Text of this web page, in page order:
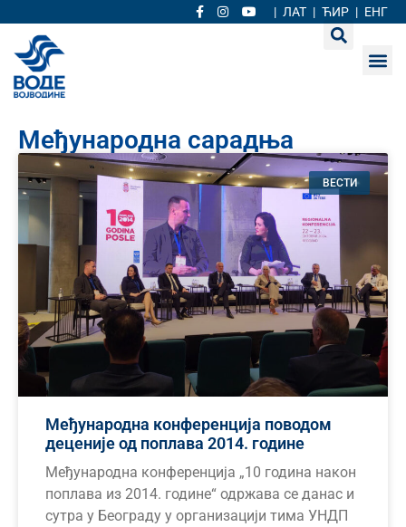
| ЛАТ | ЋИР | ЕНГ
Међународна сарадња
ВЕСТИ
Међународна конференција поводом
деценије од поплава 2014. године
Међународна конференција „10 година након
поплава из 2014. године“ одржава се данас и
сутра у Београду у организацији тима УНДП